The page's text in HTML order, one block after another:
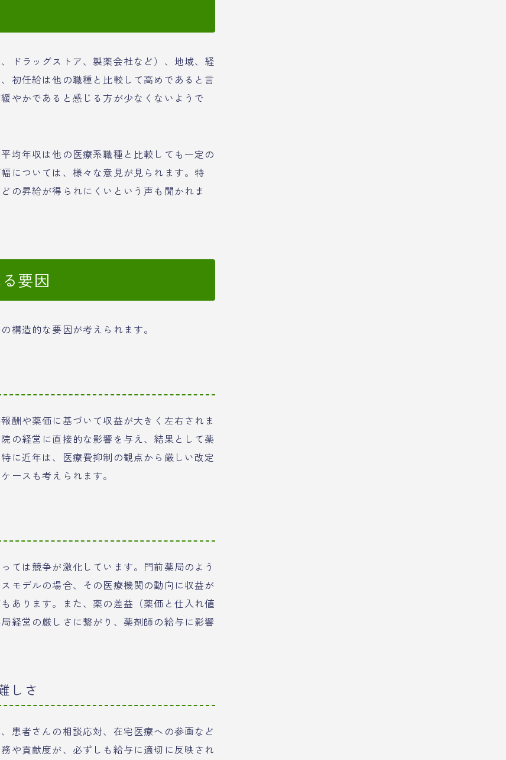
ドラッグストア、製薬会社など）、地域、経
初任給は他の職種と比較して高めであると言
やかであると感じる方が少なくないようで
均年収は他の医療系職種と比較しても一定の
については、様々な意見が見られます。特
の昇給が得られにくいという声も聞かれま
要因
構造的な要因が考えられます。
酬や薬価に基づいて収益が大きく左右されま
の経営に直接的な影響を与え、結果として薬
に近年は、医療費抑制の観点から厳しい改定
ースも考えられます。
ては競争が激化しています。門前薬局のよう
モデルの場合、その医療機関の動向に収益が
あります。また、薬の差益（薬価と仕入れ値
経営の厳しさに繋がり、薬剤師の給与に影響
しさ
患者さんの相談応対、在宅医療への参画など
や貢献度が、必ずしも給与に適切に反映され